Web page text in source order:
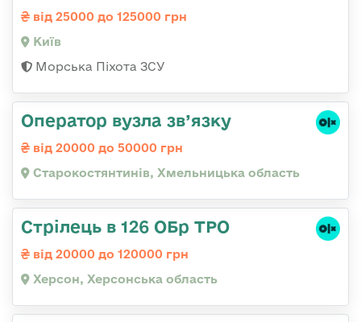
від 25000 до 125000 грн
Київ
Морська Піхота ЗСУ
Оператор вузла зв’язку
від 20000 до 50000 грн
Старокостянтинів, Хмельницька область
Стрілець в 126 ОБр ТРО
від 20000 до 120000 грн
Херсон, Херсонська область